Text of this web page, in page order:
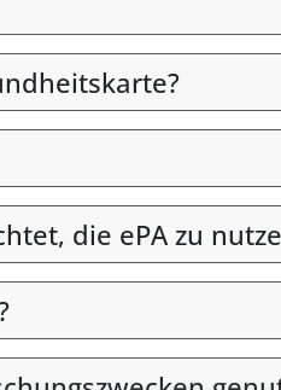
die ePA zu